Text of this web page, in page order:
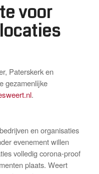
voor
Paterskerk en
gezamenlijke
.
en organisaties
evenement willen
volledig corona-proof
plaats. Weert